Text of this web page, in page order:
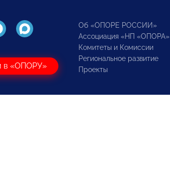
в «ОПОРУ»
Об «ОПОРЕ РОССИИ»
Ассоциация «НП «ОПОРА»
Комитеты и Комиссии
Региональное развитие
Проекты